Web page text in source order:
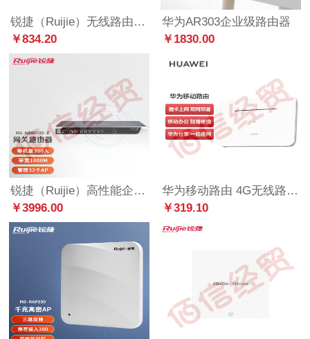
锐捷（Ruijie）无线路由器 RG-EG105GW 千兆1317M 企业级网关路由 双WAN口 无线AC控制器
￥834.20
华为AR303企业级路由器
￥1830.00
锐捷（Ruijie）高性能企业级综合网关 RG-NBR6135-E
￥3996.00
华为移动路由 4G无线路由器 全网通 千兆网口路由 插卡路由 一碰连网 随身WiFi 移动WiFi B311B-853
￥319.10